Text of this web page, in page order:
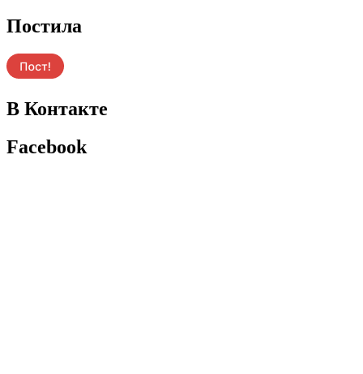
Постила
В Контакте
Facebook